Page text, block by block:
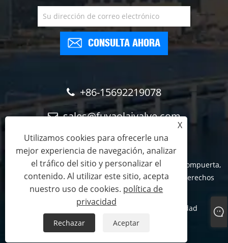
CONSULTA AHORA
+86-15692219078
sales@fuyaolaivalve.com
Copyright © 2023 Tianjin FYL Technology Co., Ltd. - Compuerta,
criba de barra mecánica, grúa pórtico - Todos los derechos
reservados
Sitemap RSS XML política de privacidad
X
Utilizamos cookies para ofrecerle una
mejor experiencia de navegación, analizar
el tráfico del sitio y personalizar el
contenido. Al utilizar este sitio, acepta
nuestro uso de cookies. política de
privacidad
Rechazar Aceptar